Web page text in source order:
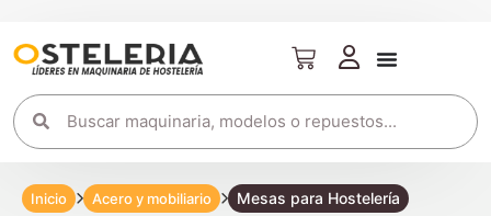
Inicio Acero y mobiliario Mesas para Hostelería